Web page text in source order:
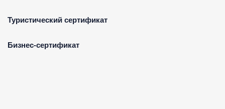
Туристический сертификат
Бизнес-сертификат